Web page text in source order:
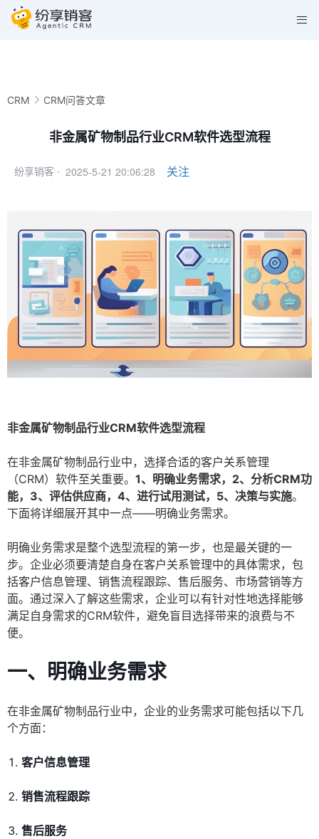
CRM CRM问答文章
非金属矿物制品行业CRM软件选型流程
纷享销客 · 2025-5-21 20:06:28 关注
非金属矿物制品行业CRM软件选型流程
在非金属矿物制品行业中，选择合适的客户关系管理
（CRM）软件至关重要。 1、明确业务需求，2、分析CRM功
能，3、评估供应商，4、进行试用测试，5、决策与实施。
下面将详细展开其中一点——明确业务需求。
明确业务需求是整个选型流程的第一步，也是最关键的一
步。企业必须要清楚自身在客户关系管理中的具体需求，包
括客户信息管理、销售流程跟踪、售后服务、市场营销等方
面。通过深入了解这些需求，企业可以有针对性地选择能够
满足自身需求的CRM软件，避免盲目选择带来的浪费与不
便。
一、明确业务需求
在非金属矿物制品行业中，企业的业务需求可能包括以下几
个方面：
客户信息管理
销售流程跟踪
售后服务